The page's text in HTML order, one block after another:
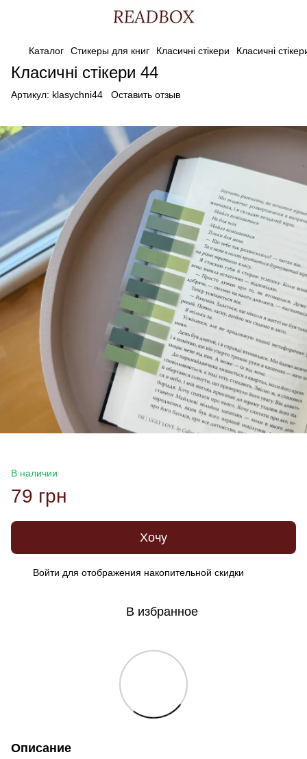
Каталог Стикеры для книг Класичні стікери Класичні
Класичні стікери 44
Артикул: klasychni44 Оставить отзыв
В наличии
79 грн
Хочу
Войти для отображения накопительной скидки
В избранное
Описание